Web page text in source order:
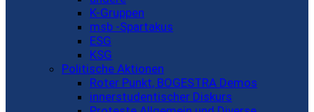
K-Gruppen
msb -Spartakus
ESG
KSG
Politische Aktionen
Roter Punkt, BOGESTRA Demos
innerstudentischer Diskurs